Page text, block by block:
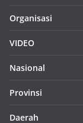
Organisasi
VIDEO
Nasional
Provinsi
Daerah